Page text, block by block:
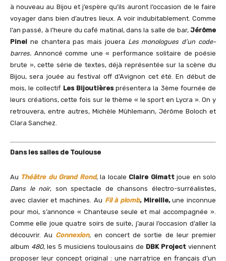
à nouveau au Bijou et j’espère qu’ils auront l’occasion de le faire
voyager dans bien d’autres lieux. A voir indubitablement. Comme
l’an passé, à l’heure du café matinal, dans la salle de bar, Jérôme
Pinel ne chantera pas mais jouera Les monologues d’un code-
barres. Annoncé comme une « performance solitaire de poésie
brute », cette série de textes, déjà représentée sur la scène du
Bijou, sera jouée au festival off d’Avignon cet été. En début de
mois, le collectif Les Bijoutièresprésentera la 3ème fournée de
leurs créations, cette fois sur le thème « le sport en Lycra ». On y
retrouvera, entre autres, Michèle Mühlemann, Jérôme Boloch et
Clara Sanchez.
Dans les salles de Toulouse
​Au Théâtre du Grand Rond, la locale Claire Gimattjoue en solo
Dans le noir, son spectacle de chansons électro-surréalistes,
avec clavier et machines. Au Fil à plomb, Mireille,une inconnue
pour moi, s’annonce « Chanteuse seule et mal accompagnée ».
Comme elle joue quatre soirs de suite, j’aurai l’occasion d’aller la
découvrir. Au Connexion, en concert de sortie de leur premier
album 480, les 5 musiciens toulousains de DBK Project viennent
proposer leur concept original : une narratrice en français d’un